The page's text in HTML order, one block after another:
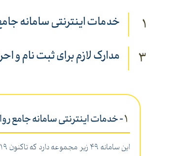
1 خدمات اینترنتی سامانه
3 مدارک لازم برای ثبت نام و
1- خدمات اینترنتی سامانه جامع